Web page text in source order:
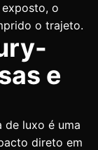
o
o trajeto.
e
de luxo é uma
direto em